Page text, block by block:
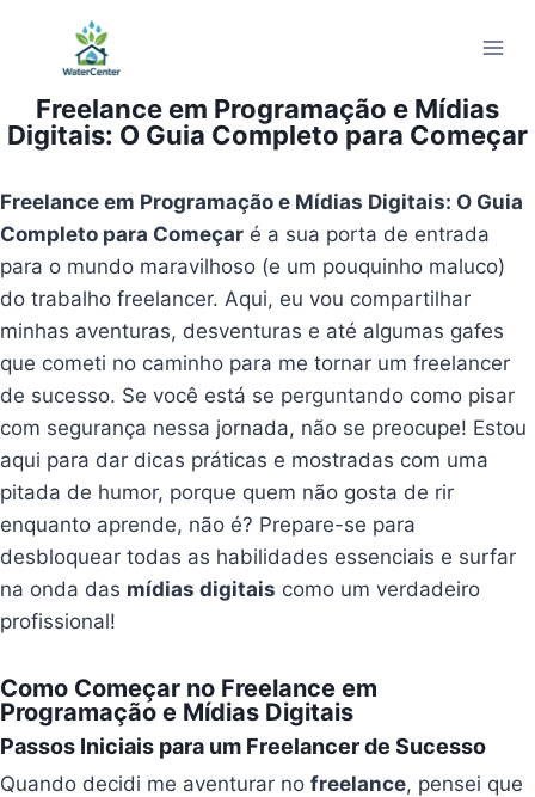
Conteúdo
Freelance em Programação e Mídias
Digitais: O Guia Completo para Começar
Freelance em Programação e Mídias Digitais: O Guia
Completo para Começar é a sua porta de entrada
para o mundo maravilhoso (e um pouquinho maluco)
do trabalho freelancer. Aqui, eu vou compartilhar
minhas aventuras, desventuras e até algumas gafes
que cometi no caminho para me tornar um freelancer
de sucesso. Se você está se perguntando como pisar
com segurança nessa jornada, não se preocupe! Estou
aqui para dar dicas práticas e mostradas com uma
pitada de humor, porque quem não gosta de rir
enquanto aprende, não é? Prepare-se para
desbloquear todas as habilidades essenciais e surfar
na onda das mídias digitais como um verdadeiro
profissional!
Como Começar no Freelance em
Programação e Mídias Digitais
Passos Iniciais para um Freelancer de Sucesso
Quando decidi me aventurar nofreelance, pensei que